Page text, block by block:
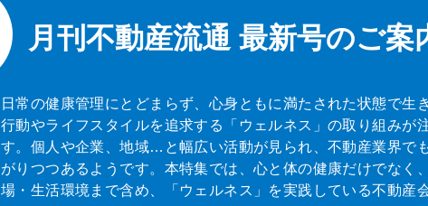
月刊不動産流通 最新号のご案
日常の健康管理にとどまらず、心身ともに満たされた状態で生
行動やライフスタイルを追求する「ウェルネス」の取り組みが
す。個人や企業、地域…と幅広い活動が見られ、不動産業界で
がりつつあるようです。本特集では、心と体の健康だけでなく
場・生活環境まで含め、「ウェルネス」を実践している不動産